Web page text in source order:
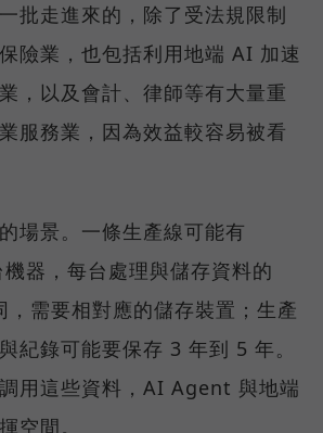
批走進來的，除了受法規限制
險業，也包括利用地端 AI 加速
，以及會計、律師等有大量重
服務業，因為效益較容易被看
場景。一條生產線可能有
，每台處理與儲存資料的
需要相對應的儲存裝置；生產
紀錄可能要保存 3 年到 5 年。
用這些資料，AI Agent 與地端
空間。